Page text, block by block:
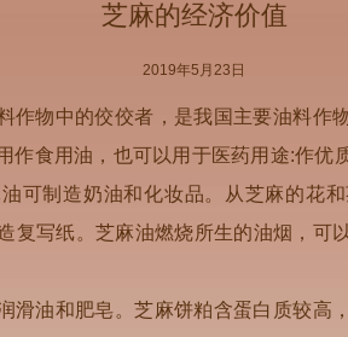
芝麻的经济价值
2019年5月23日
作物中的佼佼者，是我国主要油料作
作食用油，也可以用于医药用途:作优
可制造奶油和化妆品。从芝麻的花
复写纸。芝麻油燃烧所生的油烟，可
滑油和肥皂。芝麻饼粕含蛋白质较高